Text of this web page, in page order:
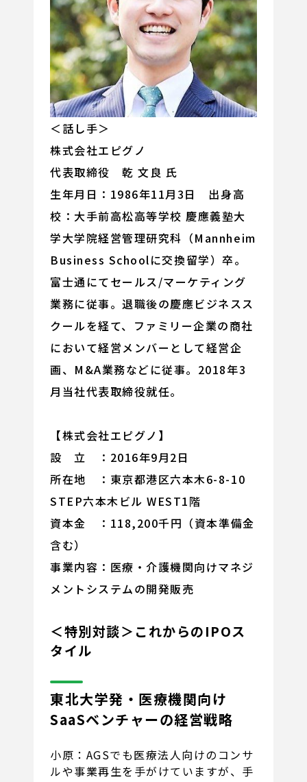
＜話し手＞
株式会社エピグノ
代表取締役 乾 文良 氏
生年月日：1986年11月3日 出身高
校：大手前高松高等学校 慶應義塾大
学大学院経営管理研究科（Mannheim
Business Schoolに交換留学）卒。
富士通にてセールス/マーケティング
業務に従事。退職後の慶應ビジネスス
クールを経て、ファミリー企業の商社
において経営メンバーとして経営企
画、M&A業務などに従事。2018年3
月当社代表取締役就任。
【株式会社エピグノ】
設 立 ：2016年9月2日
所在地 ：東京都港区六本木6-8-10
STEP六本木ビル WEST1階
資本金 ：118,200千円（資本準備金
含む）
事業内容：医療・介護機関向けマネジ
メントシステムの開発販売
＜特別対談＞これからのIPOス
タイル
東北大学発・医療機関向け
SaaSベンチャーの経営戦略
小原：AGSでも医療法人向けのコンサ
ルや事業再生を手がけていますが、手